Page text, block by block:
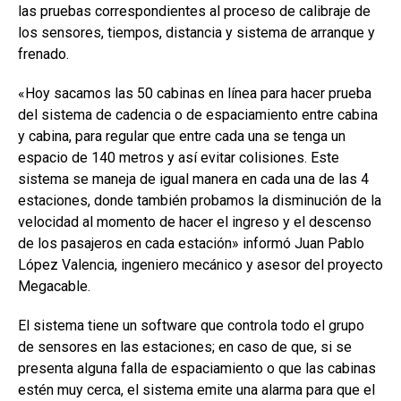
las pruebas correspondientes al proceso de calibraje de
los sensores, tiempos, distancia y sistema de arranque y
frenado.
«Hoy sacamos las 50 cabinas en línea para hacer prueba
del sistema de cadencia o de espaciamiento entre cabina
y cabina, para regular que entre cada una se tenga un
espacio de 140 metros y así evitar colisiones. Este
sistema se maneja de igual manera en cada una de las 4
estaciones, donde también probamos la disminución de la
velocidad al momento de hacer el ingreso y el descenso
de los pasajeros en cada estación» informó Juan Pablo
López Valencia, ingeniero mecánico y asesor del proyecto
Megacable.
El sistema tiene un software que controla todo el grupo
de sensores en las estaciones; en caso de que, si se
presenta alguna falla de espaciamiento o que las cabinas
estén muy cerca, el sistema emite una alarma para que el